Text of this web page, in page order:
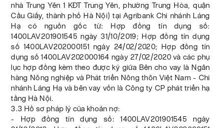
nhà Trung Yên 1 KĐT Trung Yên, phường Trung Hòa, quận
Cầu Giấy, thành phố Hà Nội) tại Agribank Chi nhánh Láng
Hạ có nguồn gốc từ: Hợp đồng tín dụng số:
1400LAV201901545 ngày 31/10/2019; Hợp đồng tín dụng
số 1400LAV202000151 ngày 24/02/2020; Hợp đồng tín
dụng số 1400LAV202000164 ngày 27/02/2020 và các phụ
lục hợp đồng kèm theo được ký giữa Bên cho vay là Ngân
hàng Nông nghiệp và Phát triển Nông thôn Việt Nam - Chi
nhánh Láng Hạ và bên vay vốn là Công ty CP phát triển hạ
tầng Hà Nội.
3.3 Hồ sơ pháp lý của khoản nợ:
- Hợp đồng tín dụng số: 1400LAV201901545 ngày